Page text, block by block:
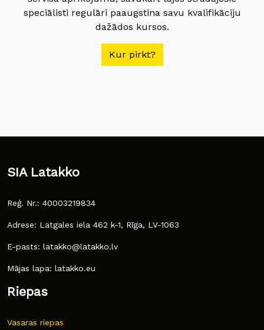
speciālisti regulāri paaugstina savu kvalifikāciju
dažādos kursos.
Kur pirkt?
SIA Latakko
Reģ. Nr.: 40003219834
Adrese: Latgales iela 462 k-1, Rīga, LV-1063
E-pasts: latakko@latakko.lv
Mājas lapa: latakko.eu
Riepas
Vasaras riepas